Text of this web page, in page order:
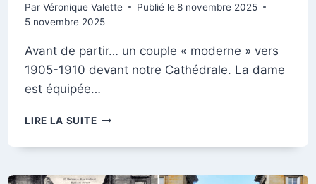
Par Véronique Valette Publié le 8 novembre 2025
5 novembre 2025
Avant de partir… un couple « moderne » vers
1905-1910 devant notre Cathédrale. La dame
est équipée…
LIRE LA SUITELES
DU
DU